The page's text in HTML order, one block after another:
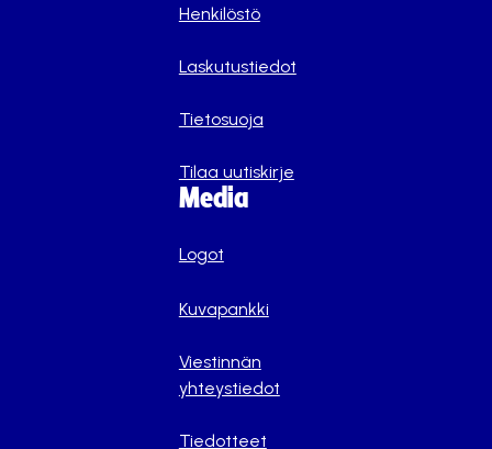
Henkilöstö
Laskutustiedot
Tietosuoja
Tilaa uutiskirje
Media
Logot
Kuvapankki
Viestinnän
yhteystiedot
Tiedotteet